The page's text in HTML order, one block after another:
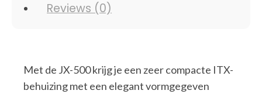
Reviews (0)
Met de JX-500 krijg je een zeer compacte ITX-
behuizing met een elegant vormgegeven